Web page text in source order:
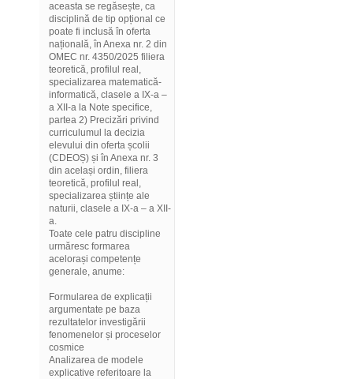
aceasta se regăsește, ca
disciplină de tip opțional ce
poate fi inclusă în oferta
națională, în Anexa nr. 2 din
OMEC nr. 4350/2025 filiera
teoretică, profilul real,
specializarea matematică-
informatică, clasele a IX-a –
a XII-a la Note specifice,
partea 2) Precizări privind
curriculumul la decizia
elevului din oferta școlii
(CDEOȘ) și în Anexa nr. 3
din același ordin, filiera
teoretică, profilul real,
specializarea științe ale
naturii, clasele a IX-a – a XII-
a.
Toate cele patru discipline
urmăresc formarea
acelorași competențe
generale, anume:
Formularea de explicații
argumentate pe baza
rezultatelor investigării
fenomenelor și proceselor
cosmice
Analizarea de modele
explicative referitoare la